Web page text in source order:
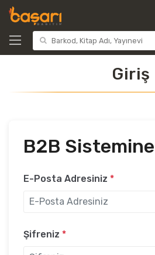
Giriş
B2B
E-Posta Adresiniz *
Şifreniz *